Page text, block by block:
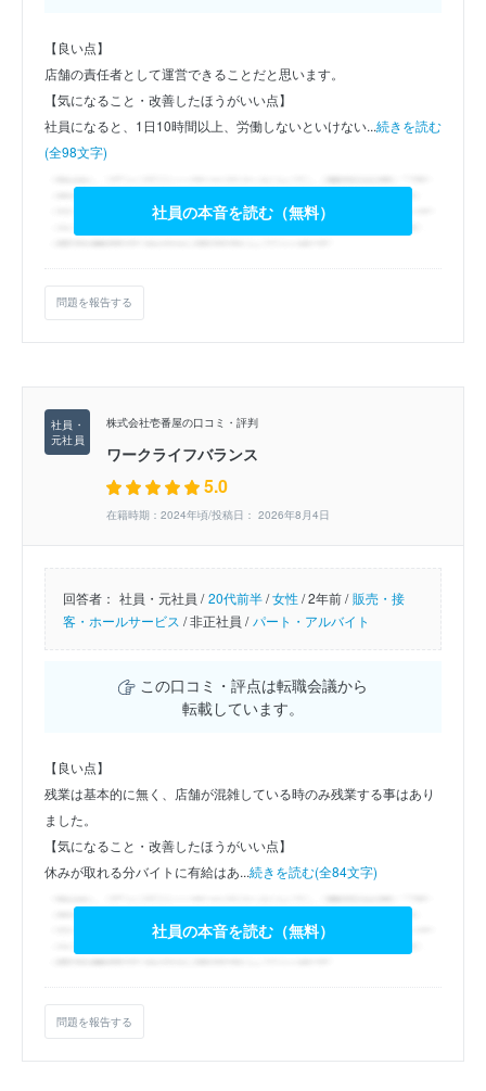
【良い点】
店舗の責任者として運営できることだと思います。
【気になること・改善したほうがいい点】
社員になると、1日10時間以上、労働しないといけない...続きを読む
(全98文字)
社員の本音を読む（無料）
問題を報告する
株式会社壱番屋の口コミ・評判
ワークライフバランス
5.0
在籍時期：2024年頃/投稿日： 2026年8月4日
回答者： 社員・元社員 / 20代前半/女性/2年前 / 販売・接
客・ホールサービス /非正社員 / パート・アルバイト
この口コミ・評点は転職会議から
転載しています。
【良い点】
残業は基本的に無く、店舗が混雑している時のみ残業する事はあり
ました。
【気になること・改善したほうがいい点】
休みが取れる分バイトに有給はあ...続きを読む(全84文字)
社員の本音を読む（無料）
問題を報告する